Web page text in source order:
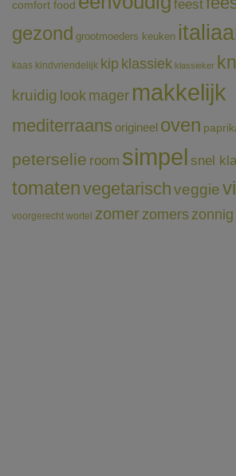
comfort food feest
gezond grootmoeders keuken
kaas kindvriendelijk kip klassiek klassieker
kruidig look mager makkelijk
mediterraans origineel oven
peterselie room simpel snel
tomatenvegetarischveggie
voorgerecht wortel zomerzomerszonnig